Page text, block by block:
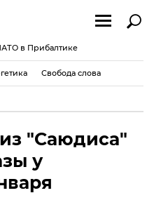
в Прибалтике
Свобода слова
"Саюдиса"
у